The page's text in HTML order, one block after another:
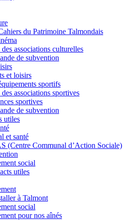
du Patrimoine Talmondais
associations culturelles
de subvention
et loisirs
sportifs
associations sportives
sportives
de subvention
utiles
et santé
(Centre Communal d’Action Sociale)
social
utiles
à Talmont
social
pour nos aînés